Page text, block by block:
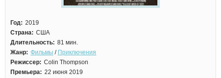
Год: 2019
Страна: США
Длительность: 81 мин.
Жанр: Фильмы / Приключения
Режиссер: Colin Thompson
Премьера: 22 июня 2019